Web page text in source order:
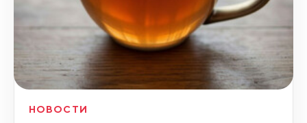
НОВОСТИ